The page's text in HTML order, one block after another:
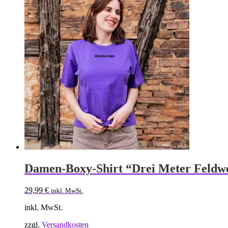
Optionen
können
auf
der
Produktseite
gewählt
Damen-Boxy-Shirt “Drei Meter
29,99 € inkl. MwSt.
inkl. MwSt.
zzgl. Versandkosten